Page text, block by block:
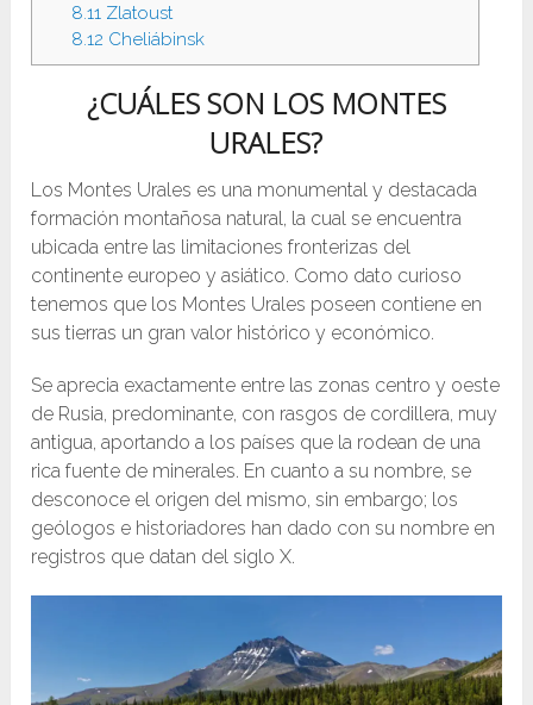
8.11Zlatoust
8.12 Cheliábinsk
¿CUÁLES SON LOS MONTES
URALES?
Los Montes Urales es una monumental y destacada
formación montañosa natural, la cual se encuentra
ubicada entre las limitaciones fronterizas del
continente europeo y asiático. Como dato curioso
tenemos que los Montes Urales poseen contiene en
sus tierras un gran valor histórico y económico.
Se aprecia exactamente entre las zonas centro y oeste
de Rusia, predominante, con rasgos de cordillera, muy
antigua, aportando a los países que la rodean de una
rica fuente de minerales. En cuanto a su nombre, se
desconoce el origen del mismo, sin embargo; los
geólogos e historiadores han dado con su nombre en
registros que datan del siglo X.